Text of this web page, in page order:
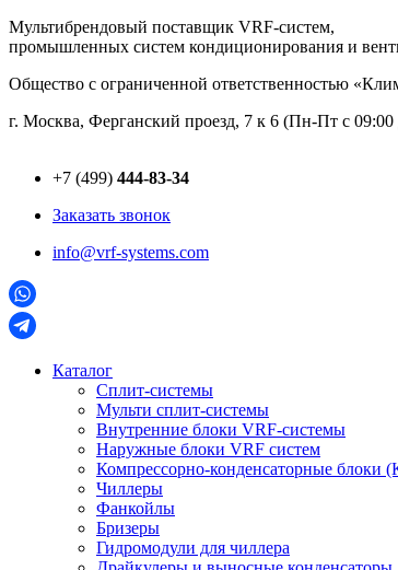
Перейти
к
Мультибрендовый поставщик VRF-cистем,
промышленных систем кондиционирования и
Общество с ограниченной ответственностью
г. Москва, Ферганский проезд, 7 к 6 (Пн-Пт с 09:00
+7 (499) 444-83-34
Заказать звонок
info@vrf-systems.com
Каталог
Сплит-системы
Мульти сплит-системы
Внутренние блоки VRF-cистемы
Наружные блоки VRF cистем
Компрессорно-конденсаторные блоки
Чиллеры
Фанкойлы
Бризеры
Гидромодули для чиллера